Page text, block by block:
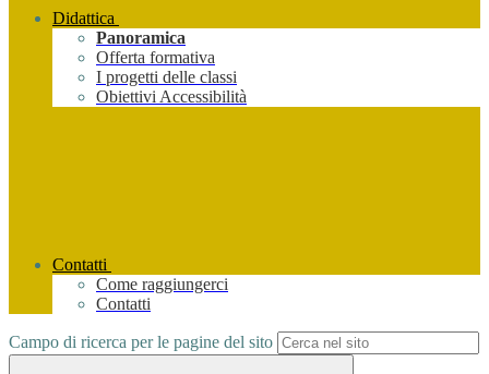
Didattica
Panoramica
Offerta formativa
I progetti delle classi
Obiettivi Accessibilità
Contatti
Come raggiungerci
Contatti
Campo di ricerca per le pagine del sito